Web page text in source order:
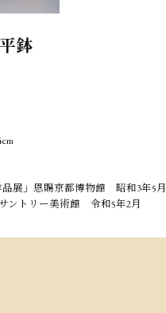
鉢
展」恩賜京都博物館 昭和3年5月
サントリー美術館 令和5年2月